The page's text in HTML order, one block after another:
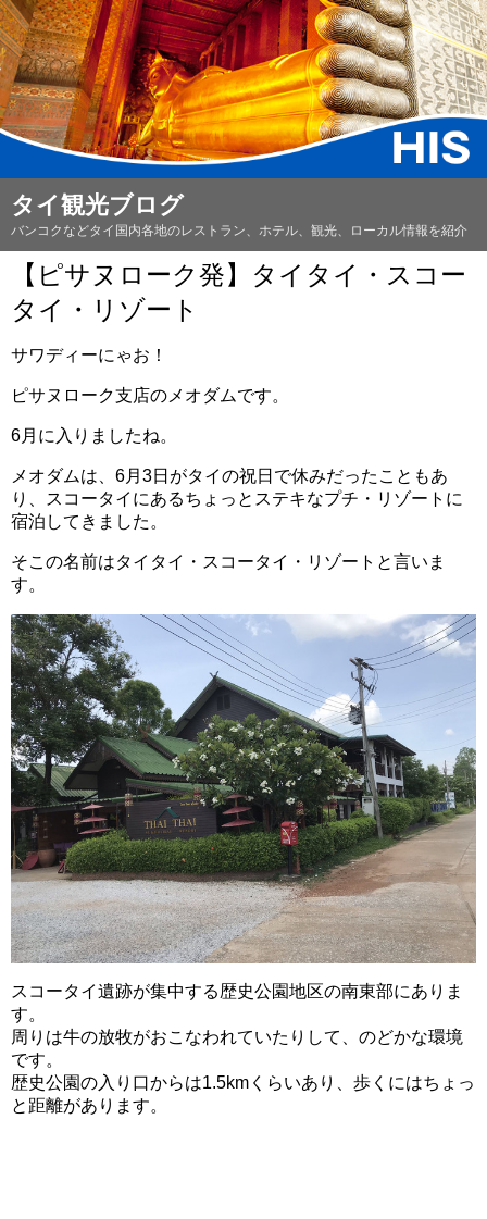
タイ観光ブログ
バンコクなどタイ国内各地のレストラン、ホテル、観光、ローカル情報を紹介
【ピサヌローク発】タイタイ・スコー
タイ・リゾート
サワディーにゃお！
ピサヌローク支店のメオダムです。
6月に入りましたね。
メオダムは、6月3日がタイの祝日で休みだったこともあ
り、スコータイにあるちょっとステキなプチ・リゾートに
宿泊してきました。
そこの名前はタイタイ・スコータイ・リゾートと言いま
す。
スコータイ遺跡が集中する歴史公園地区の南東部にありま
す。
周りは牛の放牧がおこなわれていたりして、のどかな環境
です。
歴史公園の入り口からは1.5kmくらいあり、歩くにはちょっ
と距離があります。